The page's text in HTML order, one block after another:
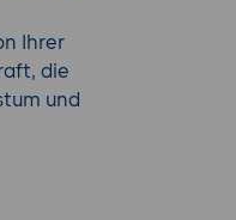
Ihrer
die
und